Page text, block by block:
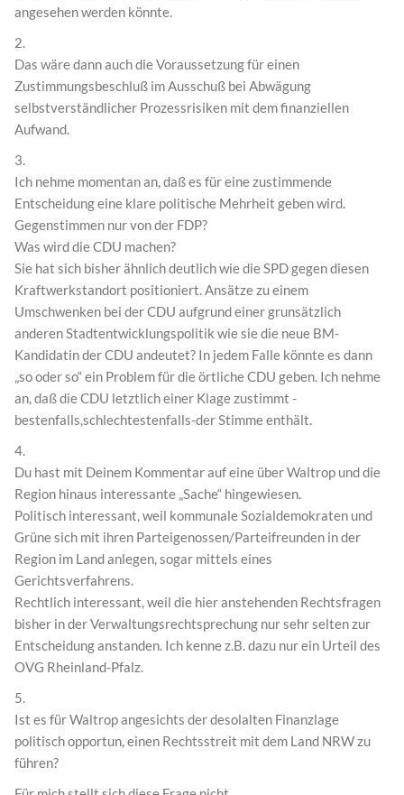
angesehen werden könnte.
2.
Das wäre dann auch die Voraussetzung für einen
Zustimmungsbeschluß im Ausschuß bei Abwägung
selbstverständlicher Prozessrisiken mit dem finanziellen
Aufwand.
3.
Ich nehme momentan an, daß es für eine zustimmende
Entscheidung eine klare politische Mehrheit geben wird.
Gegenstimmen nur von der FDP?
Was wird die CDU machen?
Sie hat sich bisher ähnlich deutlich wie die SPD gegen diesen
Kraftwerkstandort positioniert. Ansätze zu einem
Umschwenken bei der CDU aufgrund einer grunsätzlich
anderen Stadtentwicklungspolitik wie sie die neue BM-
Kandidatin der CDU andeutet? In jedem Falle könnte es dann
„so oder so“ ein Problem für die örtliche CDU geben. Ich nehme
an, daß die CDU letztlich einer Klage zustimmt -
bestenfalls,schlechtestenfalls-der Stimme enthält.
4.
Du hast mit Deinem Kommentar auf eine über Waltrop und die
Region hinaus interessante „Sache“ hingewiesen.
Politisch interessant, weil kommunale Sozialdemokraten und
Grüne sich mit ihren Parteigenossen/Parteifreunden in der
Region im Land anlegen, sogar mittels eines
Gerichtsverfahrens.
Rechtlich interessant, weil die hier anstehenden Rechtsfragen
bisher in der Verwaltungsrechtsprechung nur sehr selten zur
Entscheidung anstanden. Ich kenne z.B. dazu nur ein Urteil des
OVG Rheinland-Pfalz.
5.
Ist es für Waltrop angesichts der desolalten Finanzlage
politisch opportun, einen Rechtsstreit mit dem Land NRW zu
führen?